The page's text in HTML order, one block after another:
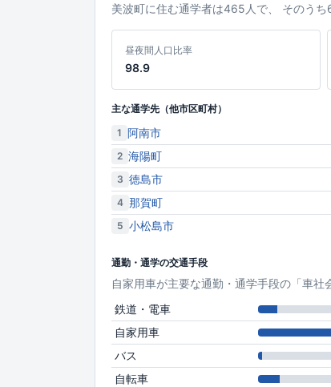
美波町に住む通学者は465人で、 そのう
昼夜間人口比率
98.9
主な通学先（他市区町村）
1 阿南市
2 海陽町
3 徳島市
4 那賀町
5 小松島市
通勤・通学の交通手段
自家用車が主要な通勤・通学手段の「車社
鉄道・電車
自家用車
バス
自転車